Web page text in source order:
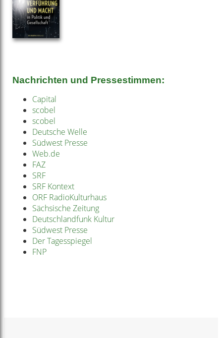
Nachrichten und Pressestimmen:
Capital
scobel
scobel
Deutsche Welle
Südwest Presse
Web.de
FAZ
SRF
SRF Kontext
ORF RadioKulturhaus
Sächsische Zeitung
Deutschlandfunk Kultur
Südwest Presse
Der Tagesspiegel
FNP